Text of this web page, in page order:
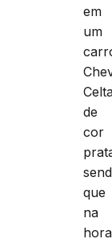
em
um
de
cor
que
na
hora